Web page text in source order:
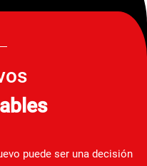
puede ser una decisión